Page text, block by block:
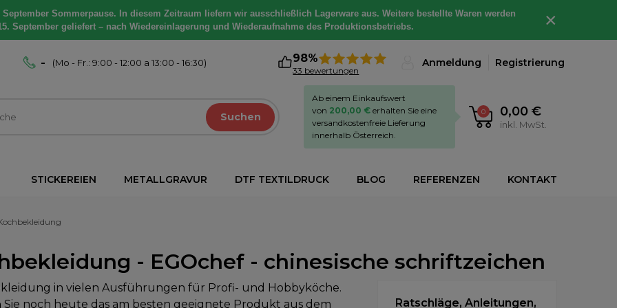
Sommerpause. In diesem Zeitraum liefern wir ausschließlich Lagerware aus. Weitere bestellte Waren werden
September geliefert – nach Wiedereinlagerung und Wiederaufnahme des Produktionsbetriebs.
×
- (Mo - Fr.: 9:00 - 12:00 a 13:00 - 16:30) 98%
33 bewertungen
Anmeldung Registrierung
Suchen 0 0,00 €
inkl. MwSt.
Ab einem Einkaufswert
von 200,00 € erhalten Sie eine
versandkostenfreie Lieferung
innerhalb Österreich.
STICKEREIEN METALLGRAVUR DTF TEXTILDRUCK BLOG REFERENZEN KONTAKT
- EGOchef - chinesische schriftzeichen
in vielen Ausführungen für Profi- und Hobbyköche.
Sie noch heute das am besten geeignete Produkt aus dem
Ratschläge, Anleitungen,